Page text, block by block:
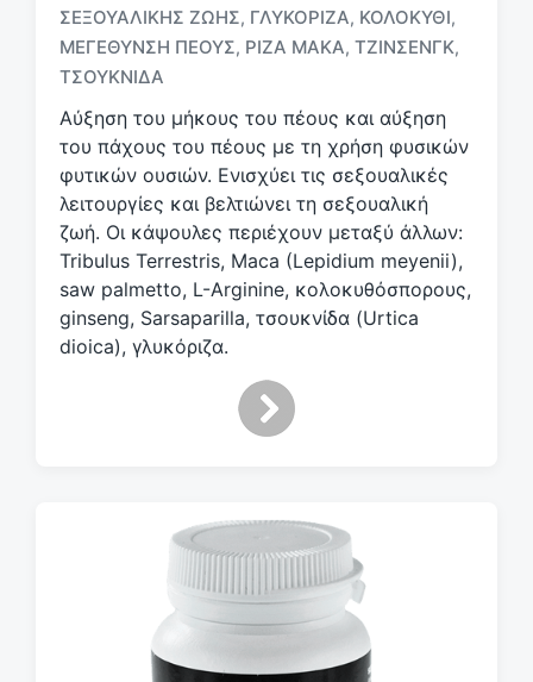
Μ
ε
ε
ι
κ
έ
τ
ΣΕΞΟΥΑΛΙΚΉΣ ΖΩΉΣ, ΓΛΥΚΌΡΙΖΑ, ΚΟΛΟΚΎΘΙ,
ΜΕΓΈΘΥΝΣΗ ΠΈΟΥΣ, ΡΊΖΑ ΜΆΚΑ, ΤΖΊΝΣΕΝΓΚ,
ΤΣΟΥΚΝΊΔΑ
Αύξηση του μήκους του πέους και αύξηση
του πάχους του πέους με τη χρήση φυσικών
φυτικών ουσιών. Ενισχύει τις σεξουαλικές
λειτουργίες και βελτιώνει τη σεξουαλική
ζωή. Οι κάψουλες περιέχουν μεταξύ άλλων:
Tribulus Terrestris, Maca (Lepidium meyenii),
saw palmetto, L-Arginine, κολοκυθόσπορους,
ginseng, Sarsaparilla, τσουκνίδα (Urtica
dioica), γλυκόριζα.